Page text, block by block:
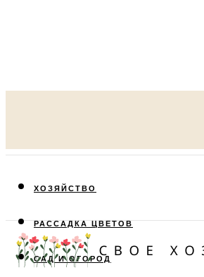
ХОЗЯЙСТВО
РАССАДКА ЦВЕТОВ
САД И ОГОРОД